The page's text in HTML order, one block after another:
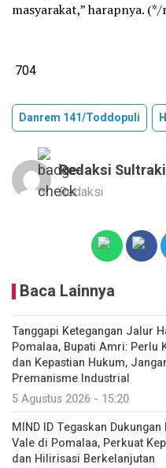
masyarakat,” harapnya.
704
Danrem 141/Toddopuli
Redaksi
Redaksi
Baca Lainnya
Tanggapi Ketegangan Jalur
Pomalaa, Bupati Amri: Perlu
dan Kepastian Hukum,
Premanisme Industrial
5 Agustus 2026 - 15:20
MIND ID Tegaskan
Vale di Pomalaa, Perkuat
dan Hilirisasi Berkelanjutan